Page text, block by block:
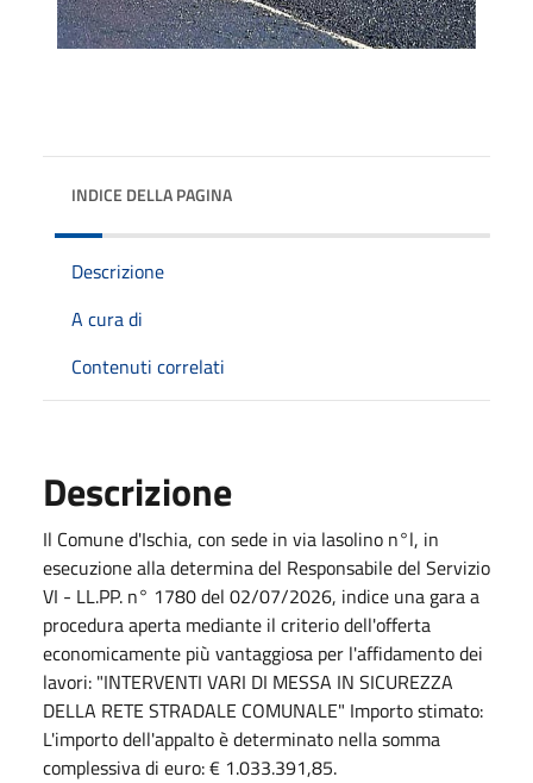
INDICE DELLA PAGINA
Descrizione
A cura di
Contenuti correlati
Descrizione
Il Comune d'Ischia, con sede in via lasolino n°l, in
esecuzione alla determina del Responsabile del Servizio
VI - LL.PP. n° 1780 del 02/07/2026, indice una gara a
procedura aperta mediante il criterio dell'offerta
economicamente più vantaggiosa per l'affidamento dei
lavori: "INTERVENTI VARI DI MESSA IN SICUREZZA
DELLA RETE STRADALE COMUNALE" Importo stimato:
L'importo dell'appalto è determinato nella somma
complessiva di euro: € 1.033.391,85.